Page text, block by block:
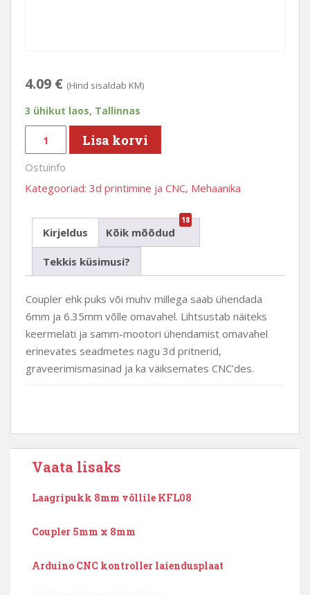
4.09 € (Hind sisaldab KM)
3 ühikut laos, Tallinnas
6mm
x
6.35mm
Lisa korvi
Ostuinfo
Kategooriad: 3d printimine ja CNC, Mehaanika
Kirjeldus Kõik mõõdud
18
Tekkis küsimusi?
Coupler ehk puks või muhv millega saab ühendada
6mm ja 6.35mm võlle omavahel. Lihtsustab näiteks
keermelati ja samm-mootori ühendamist omavahel
erinevates seadmetes nagu 3d pritnerid,
graveerimismasinad ja ka väiksemates CNC’des.
Vaata lisaks
Laagripukk 8mm võllile KFL08
Coupler 5mm x 8mm
Arduino CNC kontroller laiendusplaat